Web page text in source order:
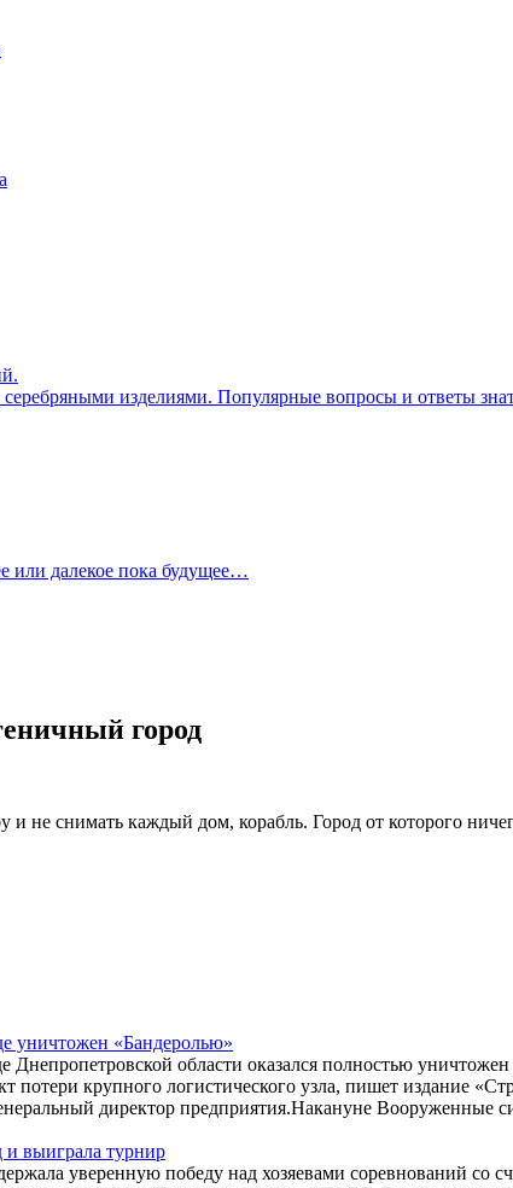
изделиями. Популярные вопросы и ответы
или далекое пока будущее…
город
не снимать каждый дом, корабль. Город от которого
уничтожен «Бандеролью»
области оказался полностью
потери крупного логистического узла, пишет издание
директор предприятия.Накануне Вооруженные
и выиграла турнир
уверенную победу над хозяевами соревнований со